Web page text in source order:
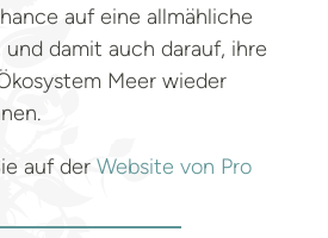
auf eine allmähliche
und damit auch darauf, ihre
Meer wieder
auf der Website von Pro